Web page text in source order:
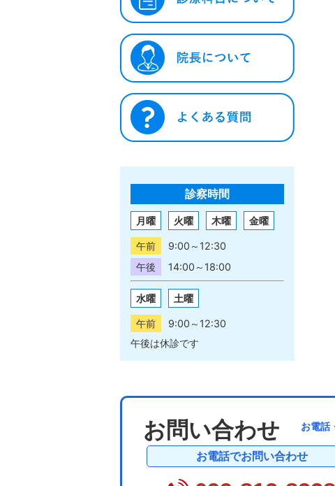
診察時間
月曜 火曜 木曜 金曜
午前
9:00～12:30
午後
14:00～18:00
水曜 土曜
午前
9:00～12:30
午後は休診です
お問い合わせ お電話
お電話でお問い合わせ